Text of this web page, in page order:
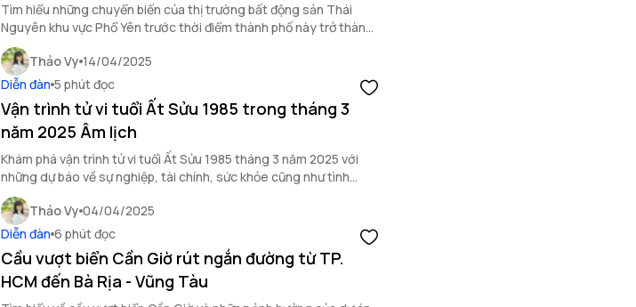
Tìm hiểu những chuyển biến của thị trường bất động sản Thái
Nguyên khu vực Phổ Yên trước thời điểm thành phố này trở thành
đô thị loại II vào năm 2025.
Thảo Vy 14/04/2025
Diễn đàn 5 phút đọc
Vận trình tử vi tuổi Ất Sửu 1985 trong tháng 3
năm 2025 Âm lịch
Khám phá vận trình tử vi tuổi Ất Sửu 1985 tháng 3 năm 2025 với
những dự báo về sự nghiệp, tài chính, sức khỏe cũng như tình
duyên để đưa ra quyết định chính xác và hợp phong thủy nhất.
Thảo Vy 04/04/2025
Diễn đàn 6 phút đọc
Cầu vượt biển Cần Giờ rút ngắn đường từ TP.
HCM đến Bà Rịa - Vũng Tàu